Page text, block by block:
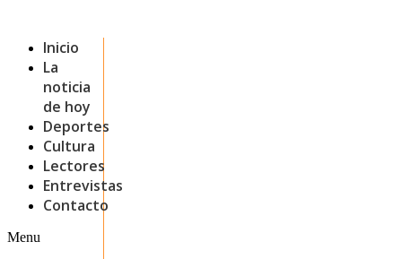
Inicio
La
noticia
de hoy
Deportes
Cultura
Lectores
Entrevistas
Contacto
Menu